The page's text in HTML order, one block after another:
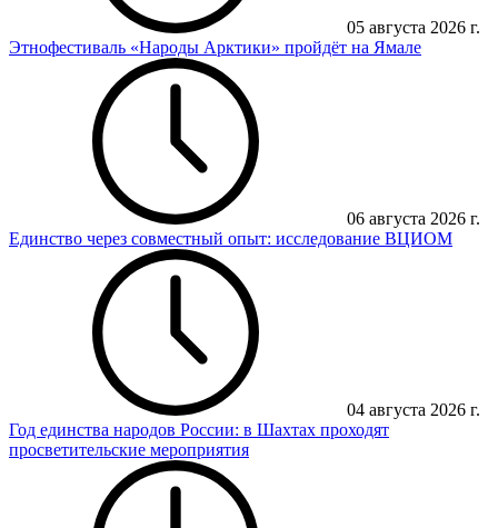
05 августа 2026 г.
Этнофестиваль «Народы Арктики» пройдёт на Ямале
06 августа 2026 г.
Единство через совместный опыт: исследование ВЦИОМ
04 августа 2026 г.
Год единства народов России: в Шахтах проходят
просветительские мероприятия